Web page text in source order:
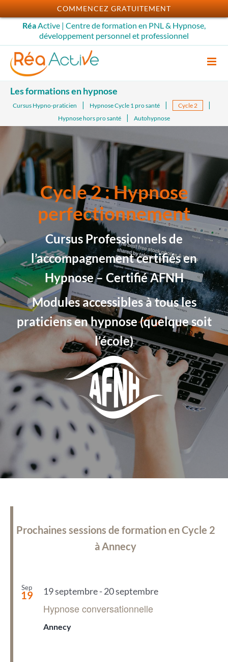
Passer
au
contenu
RéaActive | Centre de formation en PNL & Hypnose,
développement personnel et professionnel
Les formations en hypnose
Cursus Hypno-praticien Hypnose Cycle 1 pro santé
Cycle 2
Hypnose hors pro santé
Autohypnose
Cycle 2 : Hypnose
perfectionnement
Cursus Professionnels de
l’accompagnement certifiés en
Hypnose – Certifié AFNH
Modules accessibles à tous les
praticiens en hypnose (quelque soit
l’école)
Prochaines sessions de formation en Cycle 2
à Annecy
Sep
19 19 septembre-20 septembre
Hypnose conversationnelle
Annecy
COMMENCEZ GRATUITEMENT